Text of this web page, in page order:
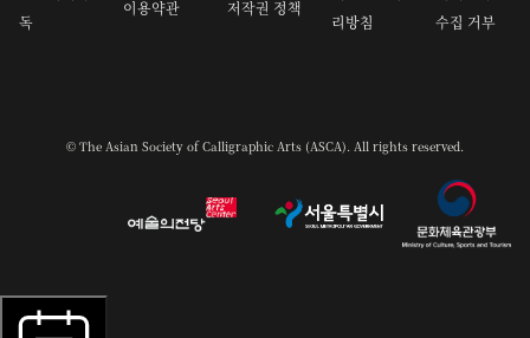
독
이용약관 저작권 정책
리방침
수집 거부
© The Asian Society of Calligraphic Arts (ASCA). All rights reserved.